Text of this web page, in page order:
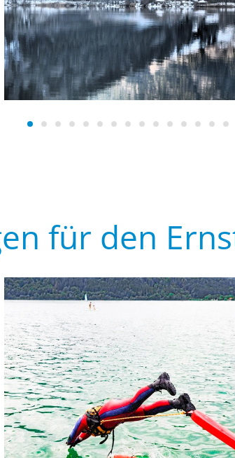
für den